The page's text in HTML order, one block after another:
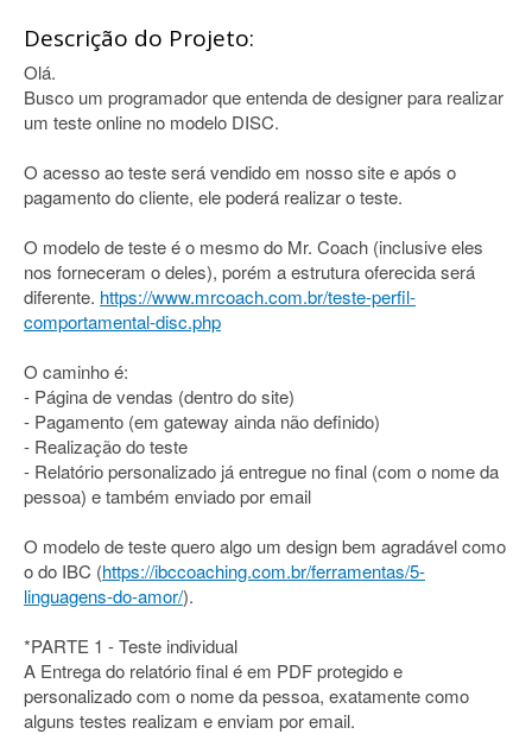
Descrição do Projeto:
Olá.
Busco um programador que entenda de designer para realizar
um teste online no modelo DISC.
O acesso ao teste será vendido em nosso site e após o
pagamento do cliente, ele poderá realizar o teste.
O modelo de teste é o mesmo do Mr. Coach (inclusive eles
nos forneceram o deles), porém a estrutura oferecida será
diferente. https://www.mrcoach.com.br/teste-perfil-
comportamental-disc.php
O caminho é:
- Página de vendas (dentro do site)
- Pagamento (em gateway ainda não definido)
- Realização do teste
- Relatório personalizado já entregue no final (com o nome da
pessoa) e também enviado por email
O modelo de teste quero algo um design bem agradável como
o do IBC (https://ibccoaching.com.br/ferramentas/5-
linguagens-do-amor/).
*PARTE 1 - Teste individual
A Entrega do relatório final é em PDF protegido e
personalizado com o nome da pessoa, exatamente como
alguns testes realizam e enviam por email.